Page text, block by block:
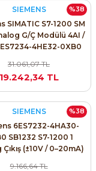
%38
SIEMENS
SIMATIC S7-1200 SM
G/Ç Modülü 4AI /
4HE32-0XB0
31.061,07 TL
19.242,34 TL
%38
SIEMENS
6ES7232-4HA30-
SB1232 S7-1200 1
(±10V / 0–20mA)
9.166,64 TL